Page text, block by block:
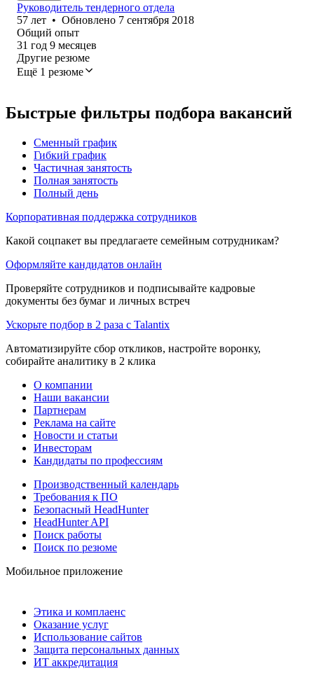
Руководитель тендерного отдела
57 лет • Обновлено 7 сентября 2018
Общий опыт
31 год 9 месяцев
Другие резюме
Ещё 1 резюме
Быстрые фильтры подбора вакансий
Сменный график
Гибкий график
Частичная занятость
Полная занятость
Полный день
Корпоративная поддержка сотрудников
Какой соцпакет вы предлагаете семейным сотрудникам?
Оформляйте кандидатов онлайн
Проверяйте сотрудников и подписывайте кадровые
документы без бумаг и личных встреч
Ускорьте подбор в 2 раза с Talantix
Автоматизируйте сбор откликов, настройте воронку,
собирайте аналитику в 2 клика
О компании
Наши вакансии
Партнерам
Реклама на сайте
Новости и статьи
Инвесторам
Кандидаты по профессиям
Производственный календарь
Требования к ПО
Безопасный HeadHunter
HeadHunter API
Поиск работы
Поиск по резюме
Мобильное приложение
Этика и комплаенс
Оказание услуг
Использование сайтов
Защита персональных данных
ИТ аккредитация